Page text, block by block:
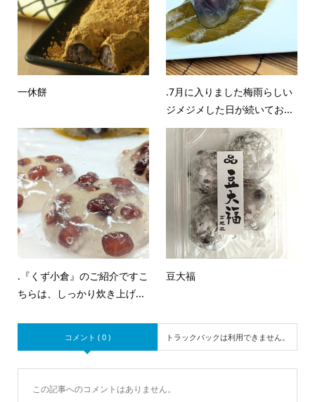
一休餅
.7月に入りました梅雨らしい
ジメジメした日が続いてお...
.『くず小倉』のご紹介ですこ
ちらは、しっかり炊き上げ...
豆大福
コメント ( 0 ) トラックバックは利用できません。
この記事へのコメントはありません。